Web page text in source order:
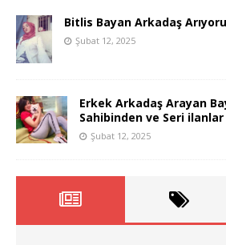
Bitlis Bayan Arkadaş
Şubat 12, 2025
Erkek Arkadaş Arayan
Sahibinden ve Seri ilanlar
Şubat 12, 2025